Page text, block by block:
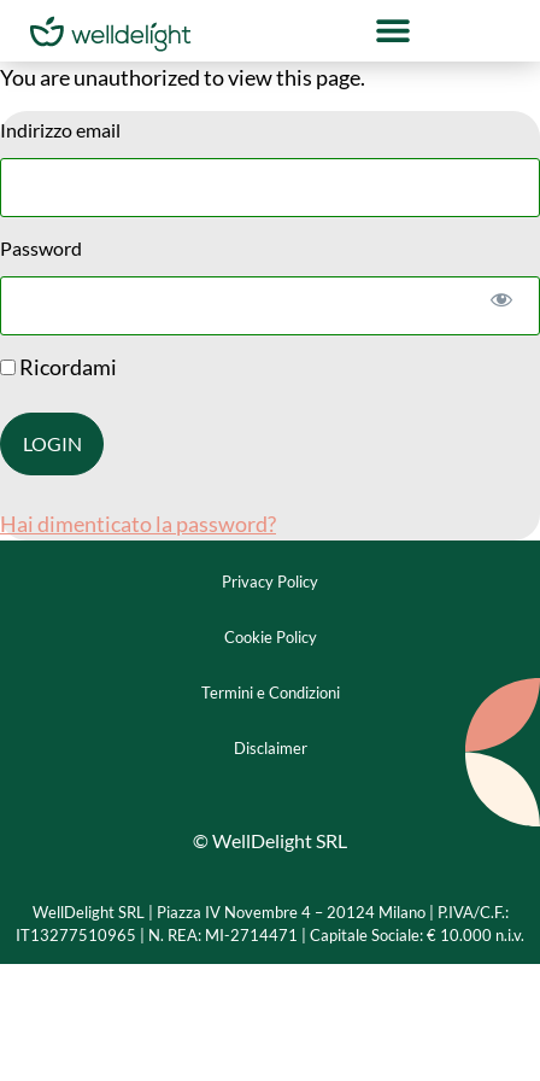
You are unauthorized to view this page.
Indirizzo email
Password
Ricordami
Hai dimenticato la password?
Privacy Policy
Cookie Policy
Termini e Condizioni
Disclaimer
© WellDelight SRL
WellDelight SRL | Piazza IV Novembre 4 – 20124 Milano | P.IVA/C.F.:
IT13277510965 | N. REA: MI-2714471 | Capitale Sociale: € 10.000 n.i.v.